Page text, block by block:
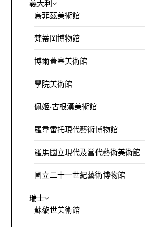
義大利
烏菲茲美術館
梵蒂岡博物館
博爾蓋塞美術館
學院美術館
佩姬·古根漢美術館
羅韋雷托現代藝術博物館
羅馬國立現代及當代藝術美術館
國立二十一世紀藝術博物館
瑞士
蘇黎世美術館